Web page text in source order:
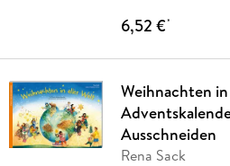
6,52 €*
Weihnachten
Ausschneiden
Rena Sack